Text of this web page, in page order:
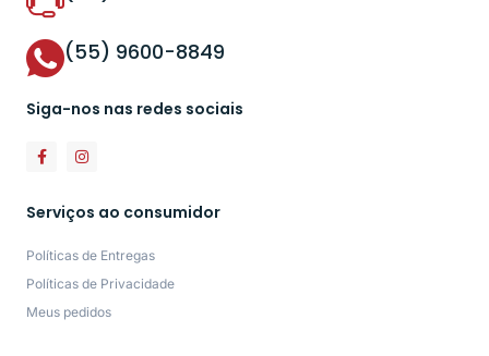
(55) 9600-8849
Siga-nos nas redes sociais
Serviços ao consumidor
Políticas de Entregas
Políticas de Privacidade
Meus pedidos